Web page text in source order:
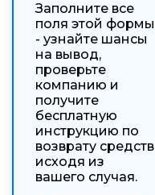
Заполните все
поля этой формы
- узнайте шансы
на вывод,
проверьте
компанию и
получите
бесплатную
инструкцию по
возврату средств
исходя из
вашего случая.